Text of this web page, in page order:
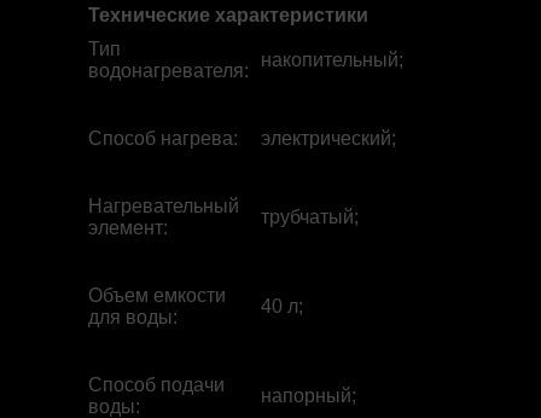
Технические характеристики
Тип
водонагревателя:
накопительный;
Способ нагрева: электрический;
Нагревательный
элемент:
трубчатый;
Объем емкости
для воды:
40 л;
Способ подачи
воды:
напорный;